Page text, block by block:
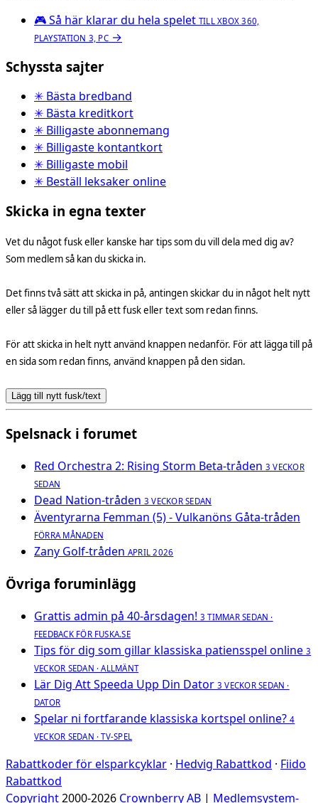
🎮Så här klarar du hela spelet TILL XBOX 360,
PLAYSTATION 3, PC →
Schyssta sajter
✳ Bästa bredband
✳ Bästa kreditkort
✳ Billigaste abonnemang
✳ Billigaste kontantkort
✳ Billigaste mobil
✳ Beställ leksaker online
Skicka in egna texter
Vet du något fusk eller kanske har tips som du vill dela med dig av?
Som medlem så kan du skicka in.
Det finns två sätt att skicka in på, antingen skickar du in något helt nytt
eller så lägger du till på ett fusk eller text som redan finns.
För att skicka in helt nytt använd knappen nedanför. För att lägga till på
en sida som redan finns, använd knappen på den sidan.
Lägg till nytt fusk/text
Spelsnack i forumet
Red Orchestra 2: Rising Storm Beta-tråden 3 VECKOR
SEDAN
Dead Nation-tråden 3 VECKOR SEDAN
Äventyrarna Femman (5) - Vulkanöns Gåta-tråden
FÖRRA MÅNADEN
Zany Golf-tråden APRIL 2026
Övriga foruminlägg
Grattis admin på 40-årsdagen! 3 TIMMAR SEDAN ·
FEEDBACK FÖR FUSKA.SE
Tips för dig som gillar klassiska patiensspel online 3
VECKOR SEDAN · ALLMÄNT
Lär Dig Att Speeda Upp Din Dator 3 VECKOR SEDAN ·
DATOR
Spelar ni fortfarande klassiska kortspel online? 4
VECKOR SEDAN · TV-SPEL
Rabattkoder för elsparkcyklar · Hedvig Rabattkod · Fiido
Rabattkod
Copyright2000-2026 Crownberry AB | Medlemsystem-